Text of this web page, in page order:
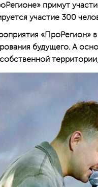
примут
участие 300
«ПроРегион»
будущего. А